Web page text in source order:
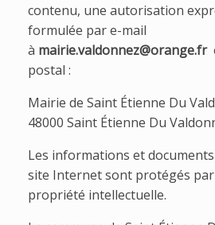
contenu, une autorisation
formulée par e-mail
à mairie.valdonnez@orange.fr
postal :
Mairie de Saint Étienne Du
48000 Saint Étienne Du
Les informations et
site Internet sont protégés
propriété intellectuelle.